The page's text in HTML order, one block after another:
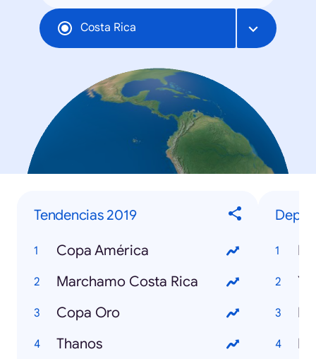
Costa Rica
Tendencias 2019
Copa América
Marchamo Costa Rica
Copa Oro
Thanos